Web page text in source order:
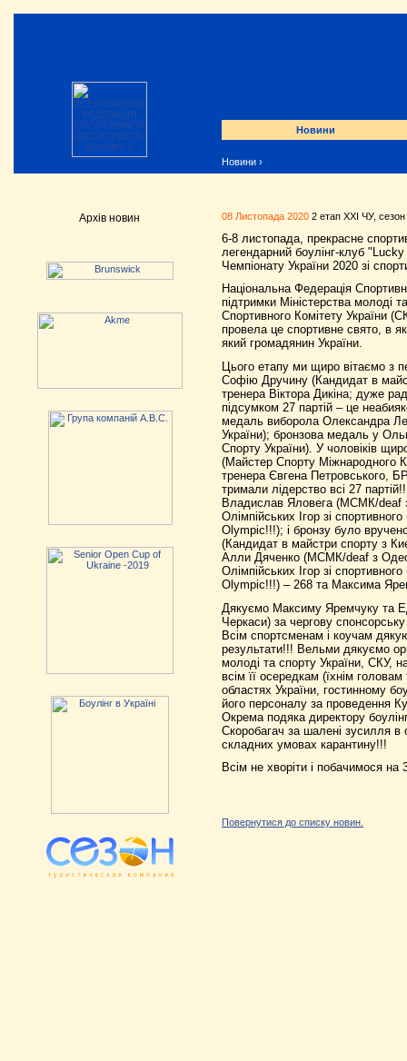
Новини
Новини ›
Архів новин 08 Листопада 2020 2 етап XXI ЧУ,
6-8 листопада, прекрасне
легендарний боулінг-клуб
Чемпіонату України 2020 зі
Національна Федерація
підтримки Міністерства молоді
Спортивного Комітету України
провела це спортивне свято, в
який громадянин України.
Цього етапу ми щиро вітаємо з
Софію Дручину (Кандидат в
тренера Віктора Дикіна; дуже
підсумком 27 партій – це
медаль виборола Олександра
України); бронзова медаль у
Спорту України). У чоловіків
(Майстер Спорту Міжнародного
тренера Євгена
тримали лідерство всі 27
Владислав Яловега (МСМК/deaf
Олімпійських Ігор зі
Olympic!!!); і бронзу було
(Кандидат в майстри спорту з
Алли Дяченко (МСМК/deaf з
Олімпійських Ігор зі
Olympic!!!) – 268 та Максима
Дякуємо Максиму Яремчуку та
Черкаси) за чергову
Всім спортсменам і коучам
результати!!! Вельми дякуємо
молоді та спорту України, СКУ,
всім її осередкам (їхнім
областях України, гостинному
його персоналу за проведення
Окрема подяка директору
Скоробагач за шалені зусилля в
складних умовах карантину!!!
Всім не хворіти і побачимося на
Повернутися до списку новин.